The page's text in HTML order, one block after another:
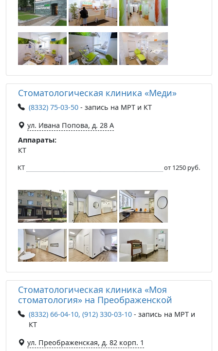
Стоматологическая клиника «Меди»
(8332) 75-03-50 - запись на МРТ и КТ
ул. Ивана Попова, д. 28 А
Аппараты:
КТ
КТ от 1250 руб.
Стоматологическая клиника «Моя
стоматология» на Преображенской
(8332) 66-04-10, (912) 330-03-10 - запись на МРТ и
КТ
ул. Преображенская, д. 82 корп. 1